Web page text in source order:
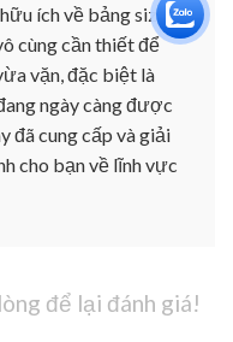
ích về bảng size
cùng cần thiết để
vặn, đặc biệt là
ngày càng được
đã cung cấp và giải
cho bạn về lĩnh vực
để lại đánh giá!